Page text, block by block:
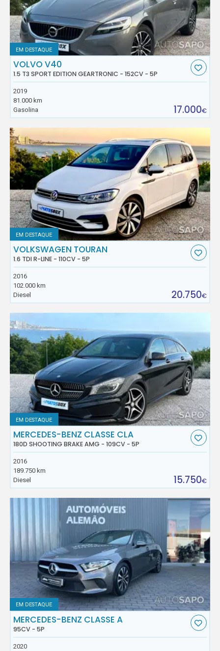
EM DESTAQUE
VOLVO V40
1.5 T3 SPORT EDITION GEARTRONIC - 152CV - 5P
2019
81.000 km
Gasolina
17.000€
EM DESTAQUE
VOLKSWAGEN TOURAN
1.6 TDI R-LINE - 110CV - 5P
2016
102.000 km
Diesel
20.750€
EM DESTAQUE
MERCEDES-BENZ CLASSE CLA
180D SHOOTING BRAKE AMG - 109CV - 5P
2016
189.750 km
Diesel
15.750€
EM DESTAQUE
MERCEDES-BENZ CLASSE A
95CV - 5P
2020